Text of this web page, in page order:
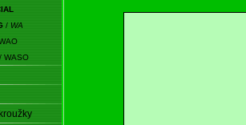
/ WA
WASO